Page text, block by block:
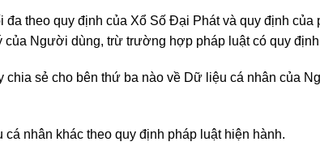
theo quy định của Xổ Số Đại Phát và quy định
Người dùng, trừ trường hợp pháp luật có quy định
sẻ cho bên thứ ba nào về Dữ liệu cá nhân của
nhân khác theo quy định pháp luật hiện hành.